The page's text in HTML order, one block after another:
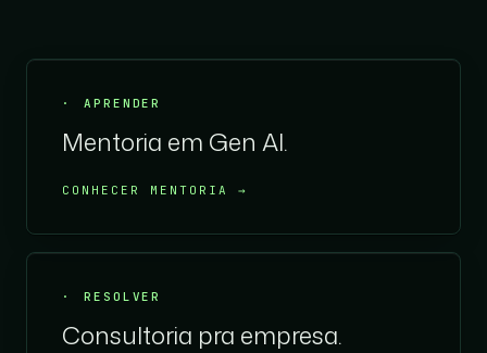
APRENDER
Mentoria em Gen AI.
CONHECER MENTORIA →
RESOLVER
Consultoria pra empresa.